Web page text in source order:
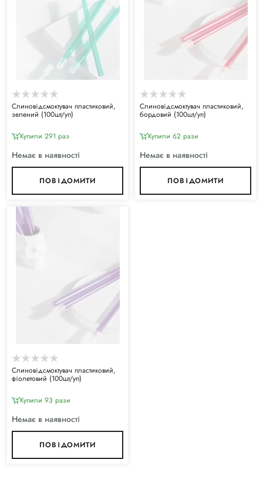
Слиновідсмоктувач пластиковий,
зелений (100шт/уп)
Купили 291 раз
Немає в наявності
ПОВІДОМИТИ
Слиновідсмоктувач пластиковий,
бордовий (100шт/уп)
Купили 62 рази
Немає в наявності
ПОВІДОМИТИ
Слиновідсмоктувач пластиковий,
фіолетовий (100шт/уп)
Купили 93 рази
Немає в наявності
ПОВІДОМИТИ